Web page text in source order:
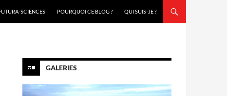
SCIENCES
POURQUOI CE BLOG ? QUI SUIS-JE ?
GALERIES